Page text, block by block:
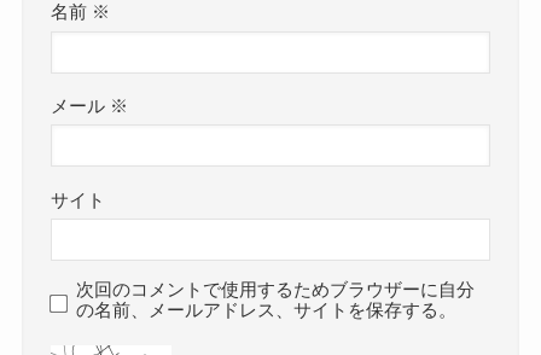
名前 ※
メール ※
サイト
次回のコメントで使用するためブラウザーに自分
の名前、メールアドレス、サイトを保存する。